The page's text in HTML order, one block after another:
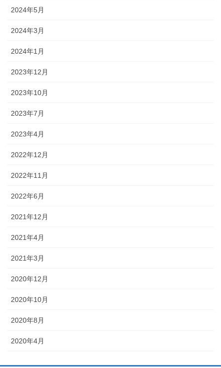
2024年5月
2024年3月
2024年1月
2023年12月
2023年10月
2023年7月
2023年4月
2022年12月
2022年11月
2022年6月
2021年12月
2021年4月
2021年3月
2020年12月
2020年10月
2020年8月
2020年4月